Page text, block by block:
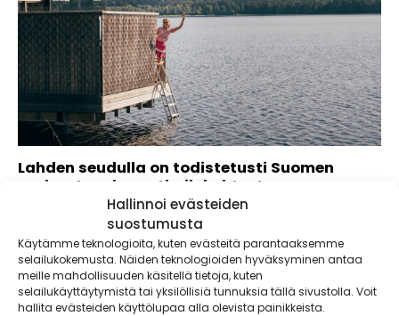
Hallinnoi evästeiden
suostumusta
Käytämme teknologioita, kuten evästeitä parantaaksemme
selailukokemusta. Näiden teknologioiden hyväksyminen antaa
meille mahdollisuuden käsitellä tietoja, kuten
selailukäyttäytymistä tai yksilöllisiä tunnuksia tällä sivustolla. Voit
hallita evästeiden käyttölupaa alla olevista painikkeista.
Lahden seudulla on todistetusti Suomen
parhaat ruokamatkailukohteet
Lähdimme päiväreissulle Lahden seudulle ja testasimme
kesän 2024 parhaat ruokakohteet, joihin pääsee veneellä....